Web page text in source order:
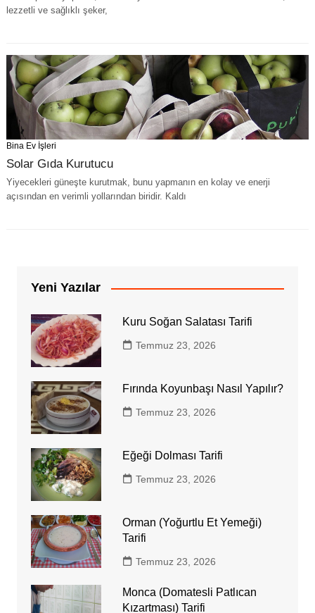
lezzetli ve sağlıklı şeker,
Bina Ev İşleri
Solar Gıda Kurutucu
Yiyecekleri güneşte kurutmak, bunu yapmanın en kolay ve enerji
açısından en verimli yollarından biridir. Kaldı
Yeni Yazılar
Kuru Soğan Salatası Tarifi
Temmuz 23, 2026
Fırında Koyunbaşı Nasıl Yapılır?
Temmuz 23, 2026
Eğeği Dolması Tarifi
Temmuz 23, 2026
Orman (Yoğurtlu Et Yemeği)
Tarifi
Temmuz 23, 2026
Monca (Domatesli Patlıcan
Kızartması) Tarifi